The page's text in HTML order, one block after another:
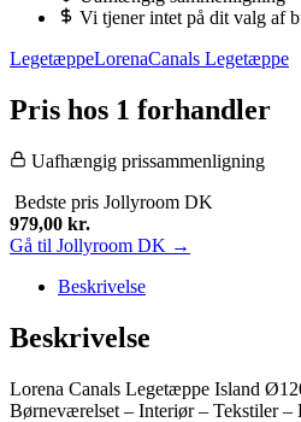
Vi tjener intet på dit valg af
LegetæppeLorenaCanals Legetæppe
Pris hos 1 forhandler
Uafhængig prissammenligning
Bedste pris Jollyroom DK
979,00 kr.
Gå til Jollyroom DK →
Beskrivelse
Beskrivelse
Lorena Canals Legetæppe Island
Børneværelset – Interiør – Tekstiler –